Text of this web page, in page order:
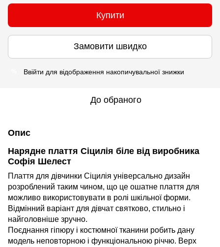
Купити
Замовити швидко
Ввійти для відображення накопичувальної знижки
До обраного
Опис
Нарядне плаття Сіцилія біле від виробника
Софія Шелест
Плаття для дівчинки Сіцилія універсально дизайн
розроблений таким чином, що це ошатне плаття для
можливо використовувати в ролі шкільної форми.
Відмінний варіант для дівчат святково, стильно і
найголовніше зручно.
Поєднання гіпюру і костюмної тканини робить дану
модель неповторною і функціональною річчю. Верх